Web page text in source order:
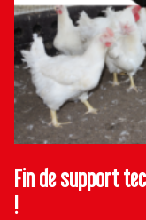
Fin de support
!